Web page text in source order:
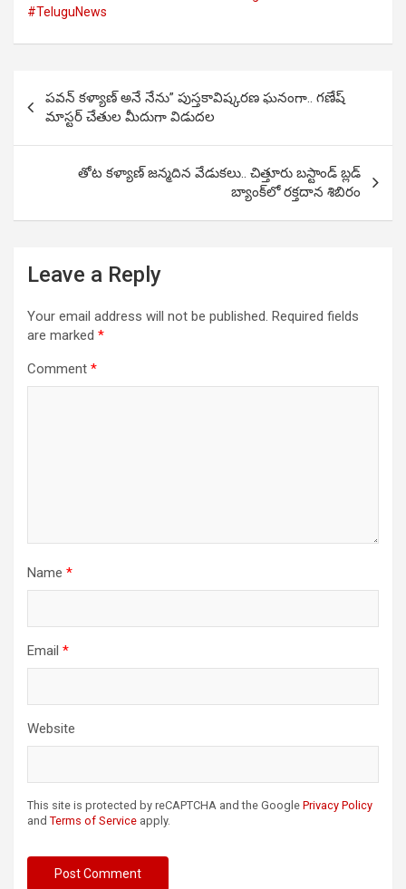
#TeluguNews
navigation
పవన్ కళ్యాణ్ అనే నేను” పుస్తకావిష్కరణ ఘనంగా.. గణేష్
మాస్టర్ చేతుల మీదుగా విడుదల
తోట కళ్యాణ్ జన్మదిన వేడుకలు.. చిత్తూరు బస్టాండ్ బ్లడ్
బ్యాంక్‌లో రక్తదాన శిబిరం
Leave a Reply
Your email address will not be published. Required fields
are marked *
Comment *
Name *
Email *
Website
This site is protected by reCAPTCHA and the Google Privacy Policy
and Terms of Service apply.